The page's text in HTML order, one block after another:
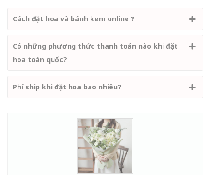
Cách đặt hoa và bánh kem online ?
Có những phương thức thanh toán nào khi đặt
hoa toàn quốc?
Phí ship khi đặt hoa bao nhiêu?